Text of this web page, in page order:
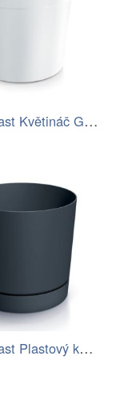
Prosperplast Květináč GROW bílý,…
Prosperplast Plastový květináč TUBOS P…